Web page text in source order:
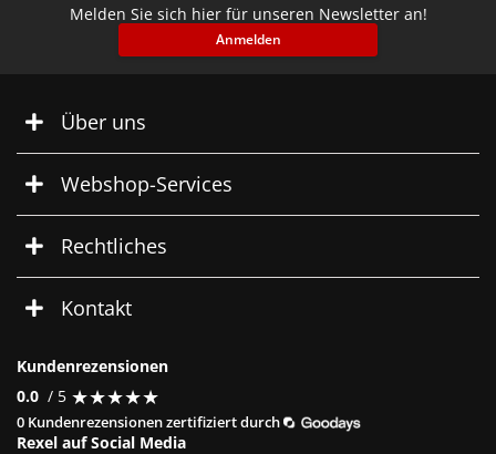
Melden Sie sich hier für unseren Newsletter an!
Anmelden
Über uns
Webshop-Services
Rechtliches
Kontakt
Kundenrezensionen
0.0 / 5 ★★★★★
★★★★★
0 Kundenrezensionen zertifiziert durch
Rexel auf Social Media